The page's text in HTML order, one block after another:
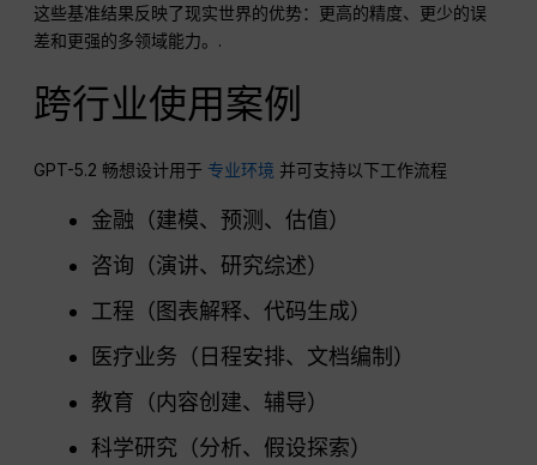
这些基准结果反映了现实世界的优势：更高的精度、更少的误
差和更强的多领域能力。.
跨行业使用案例
GPT-5.2 畅想设计用于 专业环境 并可支持以下工作流程
金融（建模、预测、估值）
咨询（演讲、研究综述）
工程（图表解释、代码生成）
医疗业务（日程安排、文档编制）
教育（内容创建、辅导）
科学研究（分析、假设探索）